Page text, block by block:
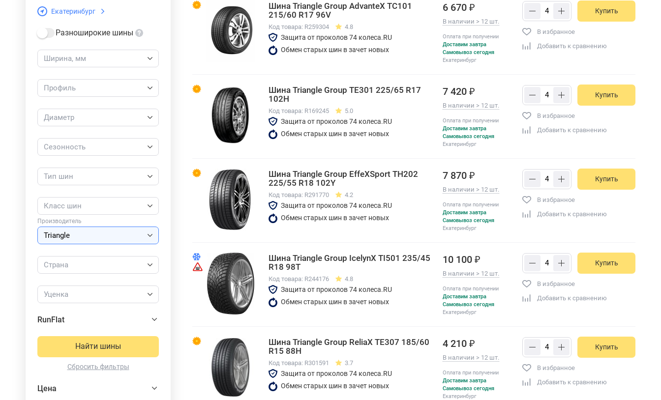
Екатеринбург
Разноширокие шины
Ширина, мм
Профиль
Диаметр
Сезонность
Тип шин
Класс шин
Производитель
Страна
Уценка
RunFlat
Найти шины
Сбросить фильтры
Цена
Шина Triangle Group AdvanteX TC101
215/60 R17 96V
Код товара: R259304 4.8
Защита от проколов 74 колеса.RU
Обмен старых шин в зачет новых
6 670 ₽
В наличии > 12 шт.
Оплата при получении
Доставим завтра
Самовывоз сегодня
Екатеринбург
Купить
В избранное
Добавить к сравнению
Шина Triangle Group TE301 225/65 R17
102H
Код товара: R169245 5.0
Защита от проколов 74 колеса.RU
Обмен старых шин в зачет новых
7 420 ₽
В наличии > 12 шт.
Оплата при получении
Доставим завтра
Самовывоз сегодня
Екатеринбург
Купить
В избранное
Добавить к сравнению
Шина Triangle Group EffeXSport TH202
225/55 R18 102Y
Код товара: R291770 4.2
Защита от проколов 74 колеса.RU
Обмен старых шин в зачет новых
7 870 ₽
В наличии > 12 шт.
Оплата при получении
Доставим завтра
Самовывоз сегодня
Екатеринбург
Купить
В избранное
Добавить к сравнению
Шина Triangle Group IcelynX TI501 235/45
R18 98T
Код товара: R244176 4.8
Защита от проколов 74 колеса.RU
Обмен старых шин в зачет новых
10 100 ₽
В наличии > 12 шт.
Оплата при получении
Доставим завтра
Самовывоз сегодня
Екатеринбург
Купить
В избранное
Добавить к сравнению
Шина Triangle Group ReliaX TE307 185/60
R15 88H
Код товара: R301591 3.7
Защита от проколов 74 колеса.RU
Обмен старых шин в зачет новых
4 210 ₽
В наличии > 12 шт.
Оплата при получении
Доставим завтра
Самовывоз сегодня
Екатеринбург
Купить
В избранное
Добавить к сравнению